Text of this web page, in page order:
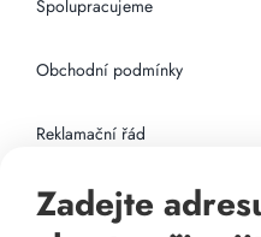
Spolupracujeme
Obchodní podmínky
Reklamační řád
Připojení k internetu
Zadejte